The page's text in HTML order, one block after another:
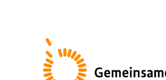
Zur
Startseite